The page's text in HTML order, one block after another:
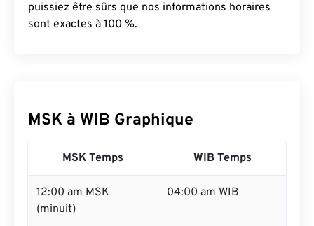
puissiez être sûrs que nos informations horaires
sont exactes à 100 %.
MSK à WIB Graphique
MSK Temps WIB Temps
12:00 am MSK
(minuit)
04:00 am WIB